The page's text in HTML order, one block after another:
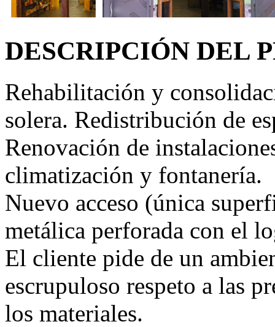
DESCRIPCIÓN DEL
Rehabilitación y
solera. Redistribución de
Renovación de
climatización y fontanería.
Nuevo acceso (única
metálica perforada con el
El cliente pide de un
escrupuloso respeto a las
los materiales.